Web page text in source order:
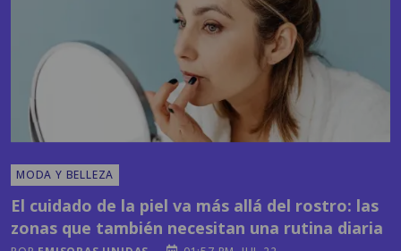
MODA Y BELLEZA
El cuidado de la piel va más allá del rostro: las
zonas que también necesitan una rutina diaria